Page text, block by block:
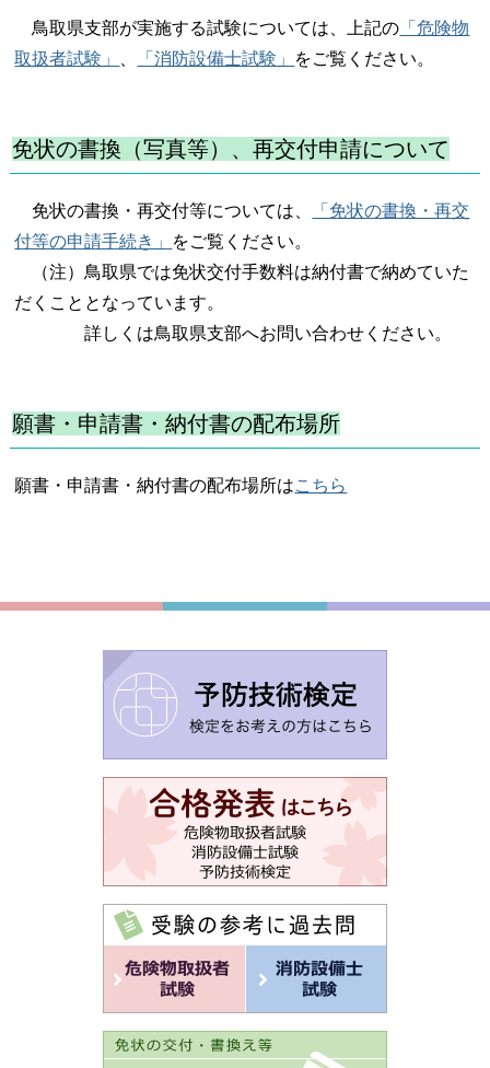
鳥取県支部が実施する試験については、上記の 「危険物
取扱者試験」
「消防設備士試験」 をご覧ください。
免状の書換（写真等）、再交付申請について
免状の書換・再交付等については、
「免状の書換・再交
付等の申請手続き」 をご覧ください。
（注）鳥取県では免状交付手数料は納付書で納めていた
だくこととなっています。
詳しくは鳥取県支部へお問い合わせください。
願書・申請書・納付書の配布場所
願書・申請書・納付書の配布場所はこちら